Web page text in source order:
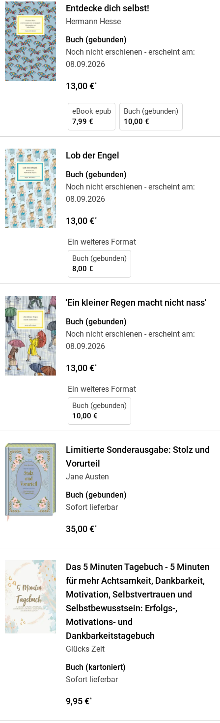
Entdecke dich selbst!
Hermann Hesse
Buch (gebunden)
Noch nicht erschienen - erscheint am:
08.09.2026
13,00 €*
eBook epub
7,99 €
Buch (gebunden)
10,00 €
Lob der Engel
Buch (gebunden)
Noch nicht erschienen - erscheint am:
08.09.2026
13,00 €*
Ein weiteres Format
Buch (gebunden)
8,00 €
'Ein kleiner Regen macht nicht nass'
Buch (gebunden)
Noch nicht erschienen - erscheint am:
08.09.2026
13,00 €*
Ein weiteres Format
Buch (gebunden)
10,00 €
Limitierte Sonderausgabe: Stolz und
Vorurteil
Jane Austen
Buch (gebunden)
Sofort lieferbar
35,00 €*
Das 5 Minuten Tagebuch - 5 Minuten
für mehr Achtsamkeit, Dankbarkeit,
Motivation, Selbstvertrauen und
Selbstbewusstsein: Erfolgs-,
Motivations- und
Dankbarkeitstagebuch
Glücks Zeit
Buch (kartoniert)
Sofort lieferbar
9,95 €*